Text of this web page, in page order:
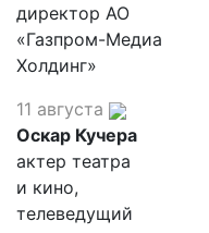
директор АО
«Газпром-Медиа
Холдинг»
11 августа
Оскар Кучера
актер театра
и кино,
телеведущий